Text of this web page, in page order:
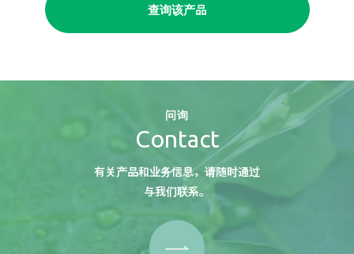
查询该产品
问询
Contact
有关产品和业务信息，请随时通过
与我们联系。